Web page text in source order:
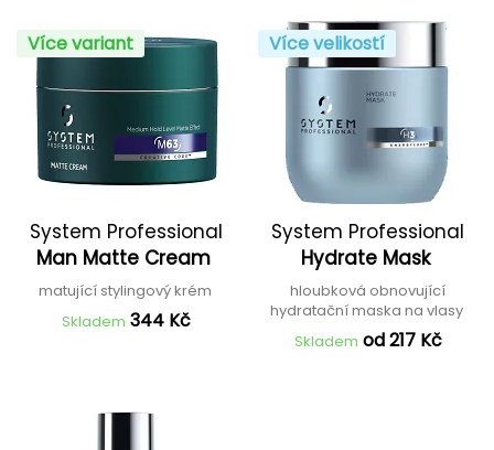
Více variant
System Professional
Man Matte Cream
matující stylingový krém
Skladem 344 Kč
Více velikostí
System Professional
Hydrate Mask
hloubková obnovující
hydratační maska na vlasy
Skladem od 217 Kč